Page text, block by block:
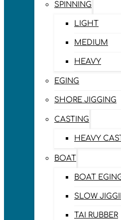
SPINNING
LIGHT
MEDIUM
HEAVY
EGING
SHORE JIGGING
CASTING
HEAVY
BOAT
BOAT
SLOW
TAI RUBBER